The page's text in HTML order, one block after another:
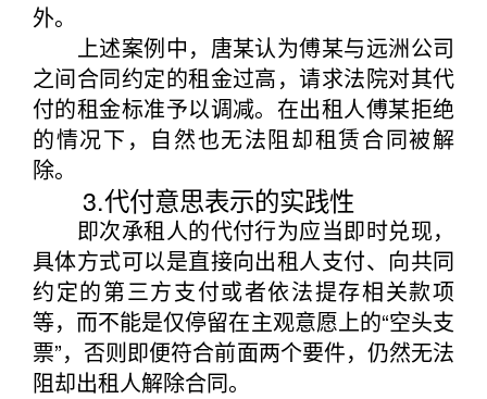
外。
上述案例中，唐某认为傅某与远洲公司
之间合同约定的租金过高，请求法院对其代
付的租金标准予以调减。在出租人傅某拒绝
的情况下，自然也无法阻却租赁合同被解
除。
3.代付意思表示的实践性
即次承租人的代付行为应当即时兑现，
具体方式可以是直接向出租人支付、向共同
约定的第三方支付或者依法提存相关款项
等，而不能是仅停留在主观意愿上的“空头支
票”，否则即便符合前面两个要件，仍然无法
阻却出租人解除合同。